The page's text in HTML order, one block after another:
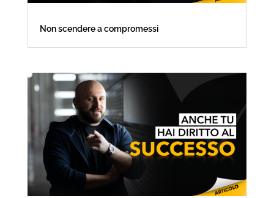
Non scendere a compromessi